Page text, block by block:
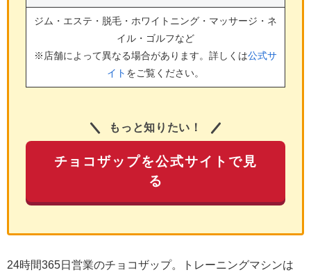
ジム・エステ・脱毛・ホワイトニング・マッサージ・ネ
イル・ゴルフなど
※店舗によって異なる場合があります。詳しくは公式サ
イト をご覧ください。
もっと知りたい！
チョコザップを公式サイトで見
る
24時間365日営業のチョコザップ。トレーニングマシンは